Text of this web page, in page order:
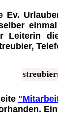
Ev.
Leiterin